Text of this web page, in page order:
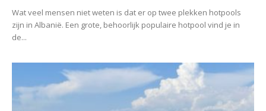
Wat veel mensen niet weten is dat er op twee plekken hotpools
zijn in Albanië. Een grote, behoorlijk populaire hotpool vind je in
de...